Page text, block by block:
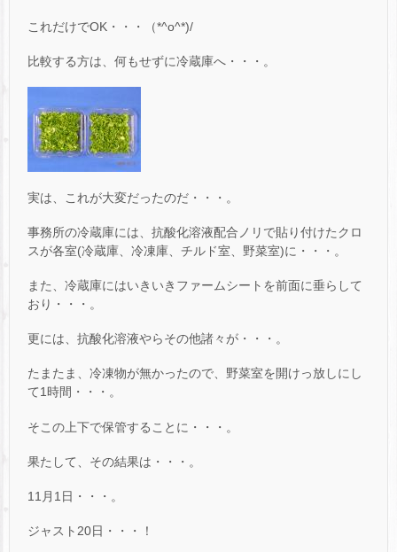
これだけでOK・・・（*^o^*)/
比較する方は、何もせずに冷蔵庫へ・・・。
実は、これが大変だったのだ・・・。
事務所の冷蔵庫には、抗酸化溶液配合ノリで貼り付けたクロ
スが各室(冷蔵庫、冷凍庫、チルド室、野菜室)に・・・。
また、冷蔵庫にはいきいきファームシートを前面に垂らして
おり・・・。
更には、抗酸化溶液やらその他諸々が・・・。
たまたま、冷凍物が無かったので、野菜室を開けっ放しにし
て1時間・・・。
そこの上下で保管することに・・・。
果たして、その結果は・・・。
11月1日・・・。
ジャスト20日・・・！